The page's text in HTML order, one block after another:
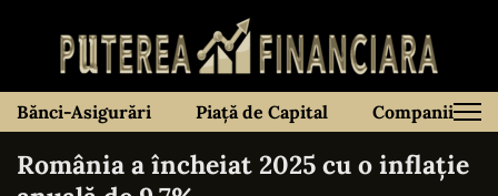
Bănci-Asigurări Piață de Capital Companii
România a încheiat 2025 cu o inflație